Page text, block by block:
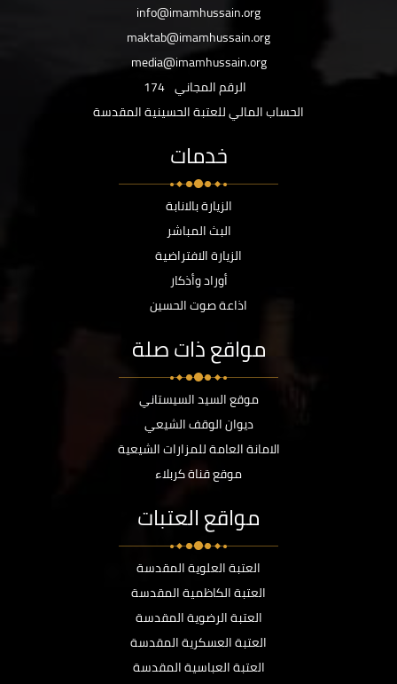
info@imamhussain.org
maktab@imamhussain.org
media@imamhussain.org
الرقم المجاني 174
الحساب المالي للعتبة الحسينية المقدسة
خدمات
الزيارة بالانابة
البث المباشر
الزيارة الافتراضية
أوراد وأذكار
اذاعة صوت الحسين
مواقع ذات صلة
موقع السيد السيستاني
ديوان الوقف الشيعي
الامانة العامة للمزارات الشيعية
موقع قناة كربلاء
مواقع العتبات
العتبة العلوية المقدسة
العتبة الكاظمية المقدسة
العتبة الرضوية المقدسة
العتبة العسكرية المقدسة
العتبة العباسية المقدسة